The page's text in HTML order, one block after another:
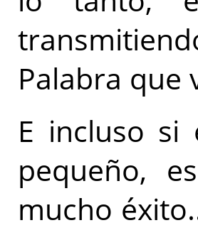
Palabra que
E incluso si
pequeño,
mucho